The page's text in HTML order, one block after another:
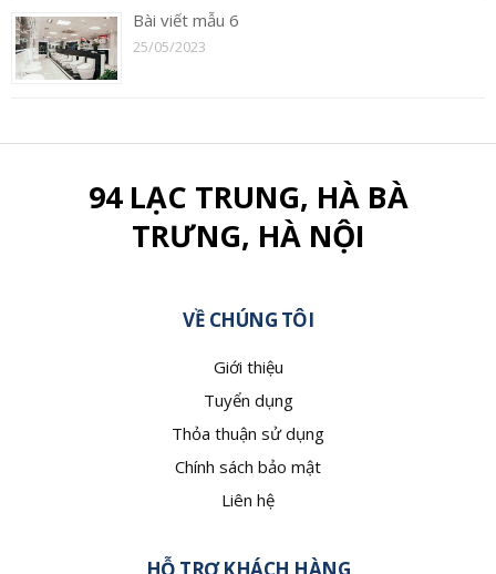
Bài viết mẫu 6
25/05/2023
94 LẠC TRUNG, HÀ BÀ
TRƯNG, HÀ NỘI
VỀ CHÚNG TÔI
Giới thiệu
Tuyển dụng
Thỏa thuận sử dụng
Chính sách bảo mật
Liên hệ